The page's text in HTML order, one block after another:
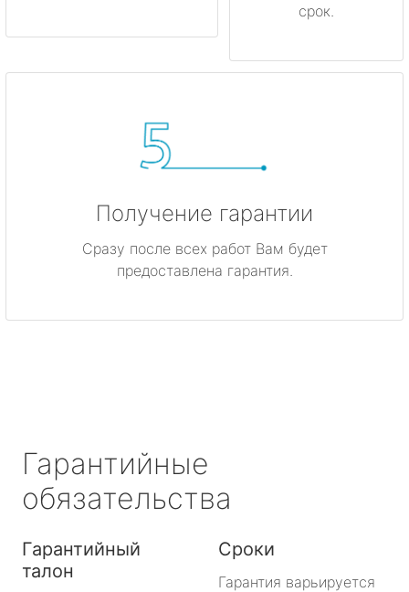
срок.
Получение гарантии
Сразу после всех работ Вам будет
предоставлена гарантия.
Гарантийные
обязательства
Гарантийный
талон
Сроки
Гарантия варьируется